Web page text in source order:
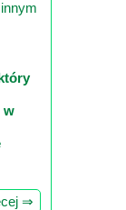
w
⇒